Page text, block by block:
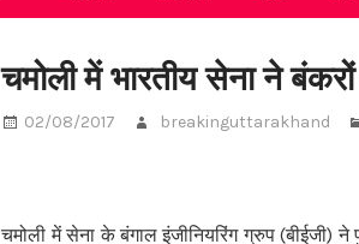
चमोली में भारतीय सेना ने
02/08/2017 breakinguttarakhand
चमोली में सेना के बंगाल इंजीनियरिंग ग्रुप (बीईजी)